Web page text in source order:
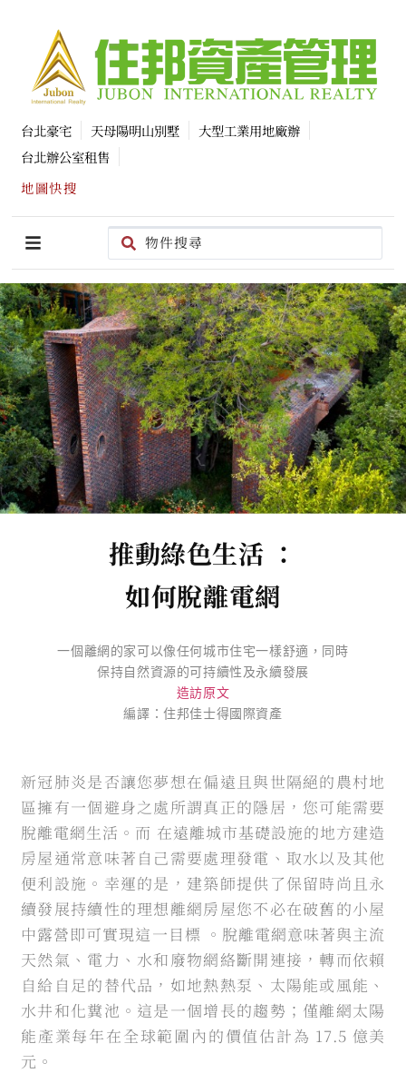
台北豪宅 天母陽明山別墅
大型工業用地廠辦
台北辦公室租售
地圖快搜
推動綠色生活 ：
如何脫離電網
一個離網的家可以像任何城市住宅一樣舒適，同時
保持自然資源的可持續性及永續發展
造訪原文
編譯：住邦佳士得國際資產
新冠肺炎是否讓您夢想在偏遠且與世隔絕的農村地
區擁有一個避身之處所謂真正的隱居，您可能需要
脫離電網生活。而 在遠離城市基礎設施的地方建造
房屋通常意味著自己需要處理發電、取水以及其他
便利設施。幸運的是，建築師提供了保留時尚且永
續發展持續性的理想離網房屋您不必在破舊的小屋
中露營即可實現這一目標 。脫離電網意味著與主流
天然氣、電力、水和廢物網絡斷開連接，轉而依賴
自給自足的替代品，如地熱熱泵、太陽能或風能、
水井和化糞池。這是一個增長的趨勢；僅離網太陽
能產業每年在全球範圍內的價值估計為 17.5 億美
元。